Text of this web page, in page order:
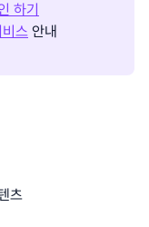
하기
스 안내
츠